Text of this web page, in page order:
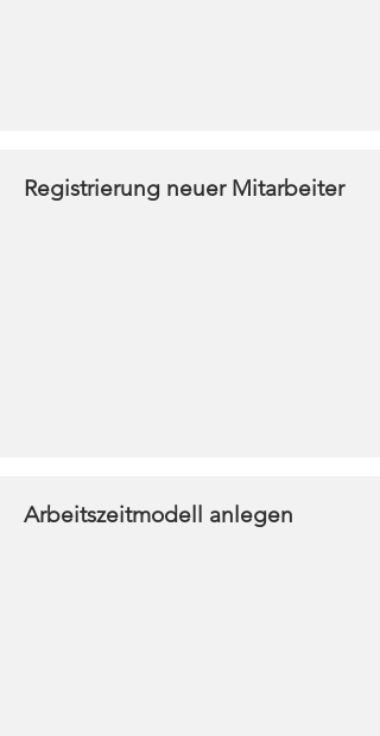
Registrierung neuer Mitarbeiter
Arbeitszeitmodell anlegen